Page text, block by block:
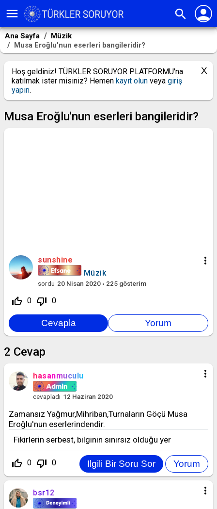
menu search person
Ana Sayfa
Müzik
Musa Eroğlu'nun eserleri bangileridir?
Hoş geldiniz! TÜRKLER SORUYOR PLATFORMU'na
katılmak ister misiniz? Hemen kayıt olun veya giriş
yapın.
Musa Eroğlu'nun eserleri bangileridir?
more_vert
sunshine
Müzik
sordu 20 Nisan 2020 225 gösterim
thumb_up_off_alt 0 thumb_down_off_alt 0
2 Cevap
more_vert
hasanmuculu
cevapladı 12 Haziran 2020
Zamansız Yağmur,Mihriban,Turnaların Göçü Musa
Eroğlu'nun eserlerindendir.
Fikirlerin serbest, bilginin sınırsız olduğu yer
thumb_up_off_alt 0 thumb_down_off_alt 0
more_vert
bsr12